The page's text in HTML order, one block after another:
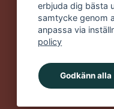
erbjuda dig bästa
samtycke genom
anpassa via
policy
Godkänn alla